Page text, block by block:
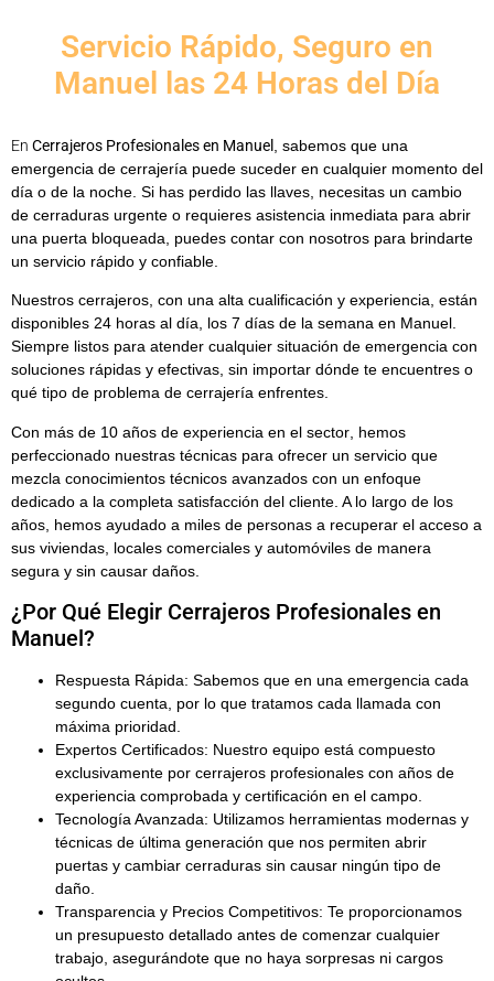
Servicio Rápido, Seguro en
Manuel las 24 Horas del Día
En Cerrajeros Profesionales en Manuel
, sabemos que una
emergencia de cerrajería puede suceder en cualquier momento del
día o de la noche. Si has perdido las llaves, necesitas un cambio
de cerraduras urgente o requieres asistencia inmediata para abrir
una puerta bloqueada, puedes contar con nosotros para brindarte
un servicio rápido y confiable.
Nuestros cerrajeros, con una alta cualificación y experiencia, están
disponibles 24 horas al día, los 7 días de la semana en Manuel.
Siempre listos para atender cualquier situación de emergencia con
soluciones rápidas y efectivas, sin importar dónde te encuentres o
qué tipo de problema de cerrajería enfrentes.
Con más de 10 años de experiencia en el sector , hemos
perfeccionado nuestras técnicas para ofrecer un servicio que
mezcla conocimientos técnicos avanzados con un enfoque
dedicado a la completa satisfacción del cliente. A lo largo de los
años, hemos ayudado a miles de personas a recuperar el acceso a
sus viviendas, locales comerciales y automóviles de manera
segura y sin causar daños.
¿Por Qué Elegir Cerrajeros Profesionales en
Manuel?
Respuesta Rápida: Sabemos que en una emergencia cada
segundo cuenta, por lo que tratamos cada llamada con
máxima prioridad.
Expertos Certificados: Nuestro equipo está compuesto
exclusivamente por cerrajeros profesionales con años de
experiencia comprobada y certificación en el campo.
Tecnología Avanzada: Utilizamos herramientas modernas y
técnicas de última generación que nos permiten abrir
puertas y cambiar cerraduras sin causar ningún tipo de
daño.
Transparencia y Precios Competitivos: Te proporcionamos
un presupuesto detallado antes de comenzar cualquier
trabajo, asegurándote que no haya sorpresas ni cargos